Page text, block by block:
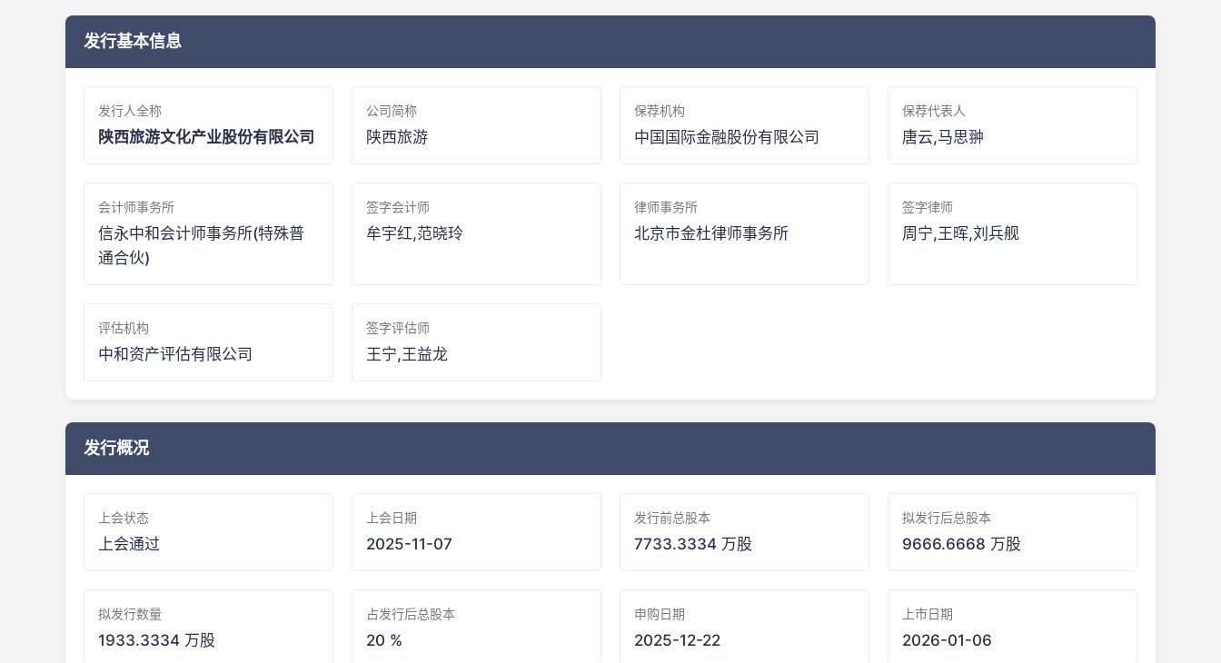
发行基本信息
发行人全称
陕西旅游文化产业股份有限公司
公司简称
陕西旅游
保荐机构
中国国际金融股份有限公司
保荐代表人
唐云,马思翀
会计师事务所
信永中和会计师事务所(特殊普
通合伙)
签字会计师
牟宇红,范晓玲
律师事务所
北京市金杜律师事务所
签字律师
周宁,王晖,刘兵舰
评估机构
中和资产评估有限公司
签字评估师
王宁,王益龙
发行概况
上会状态
上会通过
上会日期
2025-11-07
发行前总股本
7733.3334 万股
拟发行后总股本
9666.6668 万股
拟发行数量
1933.3334 万股
占发行后总股本
20 %
申购日期
2025-12-22
上市日期
2026-01-06